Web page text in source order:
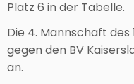
Platz 6 in der Tabelle.
Die 4. Mannschaft des
gegen den BV
an.